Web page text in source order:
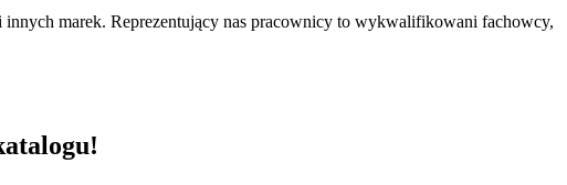
innych marek. Reprezentujący nas pracownicy to wykwalifikowani fachowcy,